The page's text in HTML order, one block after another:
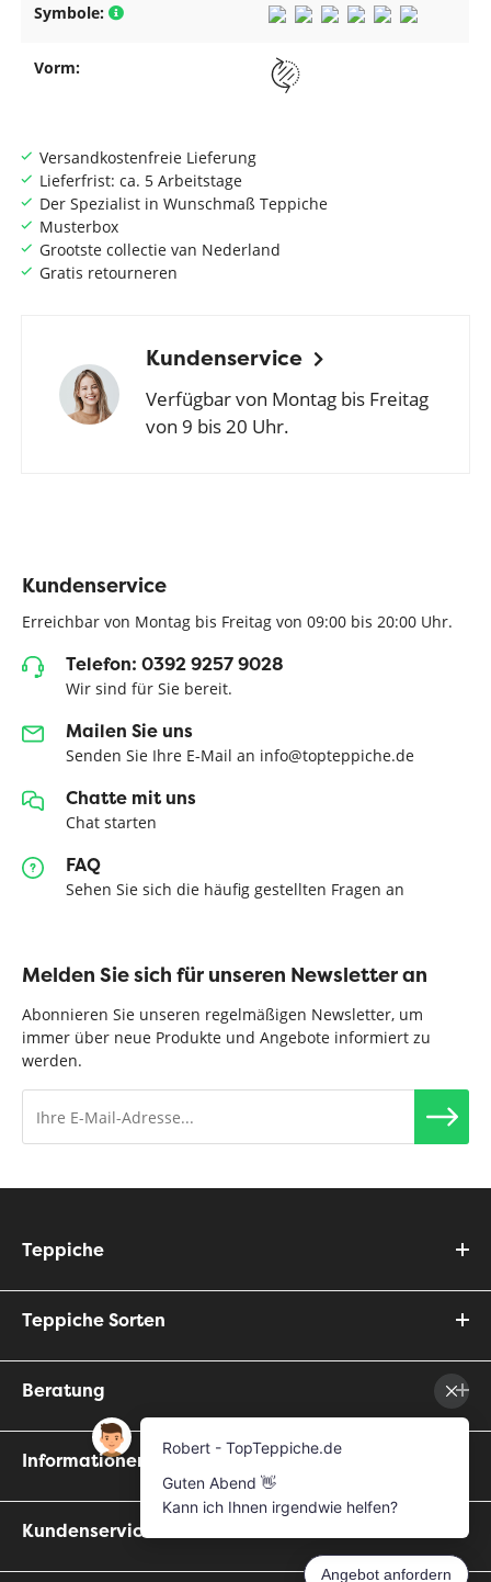
Versandkostenfreie Lieferung
Lieferfrist: ca. 5 Arbeitstage
Der Spezialist in Wunschmaß Teppiche
Musterbox
Grootste collectie van Nederland
Gratis retourneren
Kundenservice
Verfügbar von Montag bis Freitag
von 9 bis 20 Uhr.
Symbole:
Vorm:
Kundenservice
Erreichbar von Montag bis Freitag von 09:00 bis 20:00 Uhr.
Telefon: 0392 9257 9028
Wir sind für Sie bereit.
Mailen Sie uns
Senden Sie Ihre E-Mail an info@topteppiche.de
Chatte mit uns
Chat starten
FAQ
Sehen Sie sich die häufig gestellten Fragen an
Melden Sie sich für unseren Newsletter an
Abonnieren Sie unseren regelmäßigen Newsletter, um
immer über neue Produkte und Angebote informiert zu
werden.
Teppiche
Teppiche Sorten
Beratung
Informationen
Kundenservice